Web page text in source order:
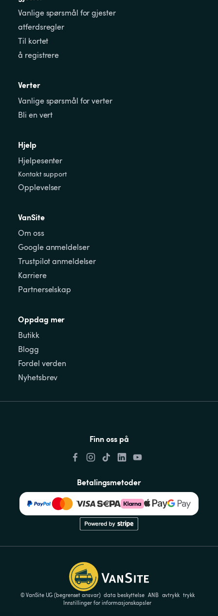
Vanlige spørsmål for gjester
atferdsregler
Til kortet
å registrere
Verter
Vanlige spørsmål for verter
Bli en vert
Hjelp
Hjelpesenter
Kontakt support
Opplevelser
VanSite
Om oss
Google anmeldelser
Trustpilot anmeldelser
Karriere
Partnerselskap
Oppdag mer
Butikk
Blogg
Fordel verden
Nyhetsbrev
Finn oss på
Betalingsmetoder
© VanSite UG (begrenset ansvar) data beskyttelse ANB avtrykk trykk
Innstillinger for informasjonskapsler